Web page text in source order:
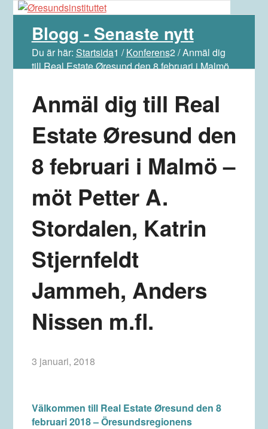
Blogg - Senaste nytt
Du är här: Startsida1 / Konferens2 /Anmäl dig
till Real Estate Øresund den 8 februari i Malmö
Anmäl dig till Real
Estate Øresund den
8 februari i Malmö –
möt Petter A.
Stordalen, Katrin
Stjernfeldt
Jammeh, Anders
Nissen m.fl.
3 januari, 2018
Välkommen till Real Estate Øresund den 8
februari 2018 – Öresundsregionens